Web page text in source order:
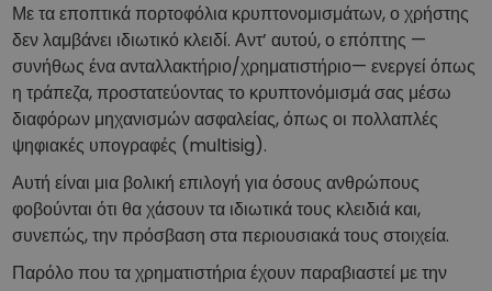
Με τα εποπτικά πορτοφόλια κρυπτονομισμάτων, ο χρήστης
δεν λαμβάνει ιδιωτικό κλειδί. Αντ’ αυτού, ο επόπτης —
συνήθως ένα ανταλλακτήριο/χρηματιστήριο— ενεργεί όπως
η τράπεζα, προστατεύοντας το κρυπτονόμισμά σας μέσω
διαφόρων μηχανισμών ασφαλείας, όπως οι πολλαπλές
ψηφιακές υπογραφές (multisig).
Αυτή είναι μια βολική επιλογή για όσους ανθρώπους
φοβούνται ότι θα χάσουν τα ιδιωτικά τους κλειδιά και,
συνεπώς, την πρόσβαση στα περιουσιακά τους στοιχεία.
Παρόλο που τα χρηματιστήρια έχουν παραβιαστεί με την